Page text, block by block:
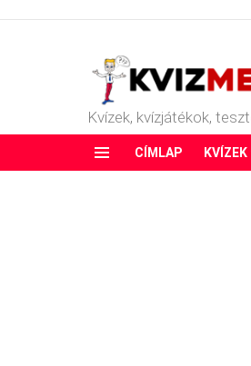
Kvízek, kvízjátékok,
CÍMLAP KVÍZEK